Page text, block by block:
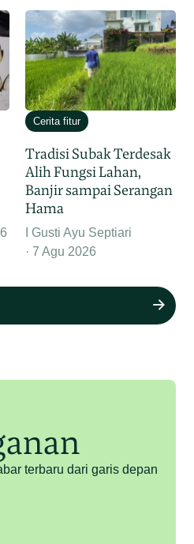
Cerita fitur
Tradisi Subak Terdesak
Alih Fungsi Lahan,
Banjir sampai Serangan
Hama
I Gusti Ayu Septiari
7 Agu 2026
terbaru dari garis depan